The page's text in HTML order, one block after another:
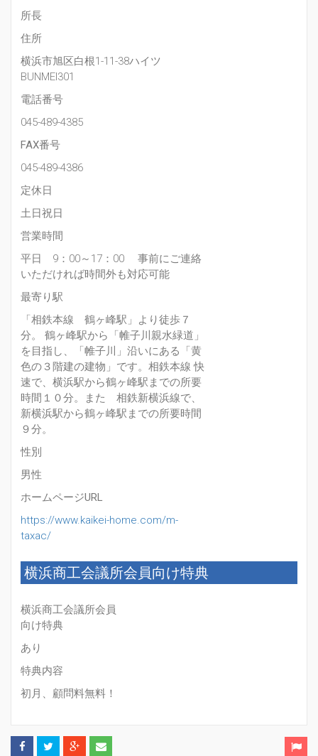
所長
住所
横浜市旭区白根1-11-38ハイツ
BUNMEI301
電話番号
045-489-4385
FAX番号
045-489-4386
定休日
土日祝日
営業時間
平日 9：00～17：00 事前にご連絡
いただければ時間外も対応可能
最寄り駅
「相鉄本線 鶴ヶ峰駅」より徒歩７
分。 鶴ヶ峰駅から「帷子川親水緑道」
を目指し、「帷子川」沿いにある「黄
色の３階建の建物」です。相鉄本線 快
速で、横浜駅から鶴ヶ峰駅までの所要
時間１０分。また 相鉄新横浜線で、
新横浜駅から鶴ヶ峰駅までの所要時間
９分。
性別
男性
ホームページURL
https://www.kaikei-home.com/m-
taxac/
横浜商工会議所会員向け特典
横浜商工会議所会員
向け特典
あり
特典内容
初月、顧問料無料！